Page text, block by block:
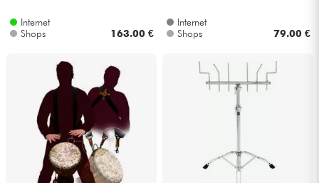
Internet
Shops
163.00 €
Internet
Shops
79.00 €